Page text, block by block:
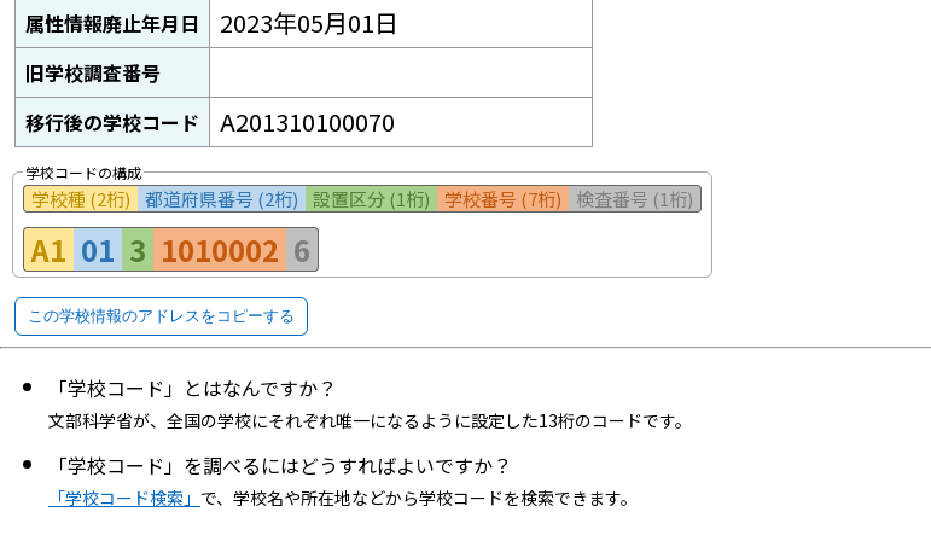
属性情報廃止年月日 2023年05月01日
旧学校調査番号
移行後の学校コード
A201310100070
学校コードの構成
学校種 (2桁) 都道府県番号 (2桁) 設置区分 (1桁) 学校番号 (7桁) 検査番号 (1桁)
A1 01 3 1010002 6
この学校情報のアドレスをコピーする
「学校コード」とはなんですか？
文部科学省が、全国の学校にそれぞれ唯一になるように設定した13桁のコードです。
「学校コード」を調べるにはどうすればよいですか？
「学校コード検索」 で、学校名や所在地などから学校コードを検索できます。